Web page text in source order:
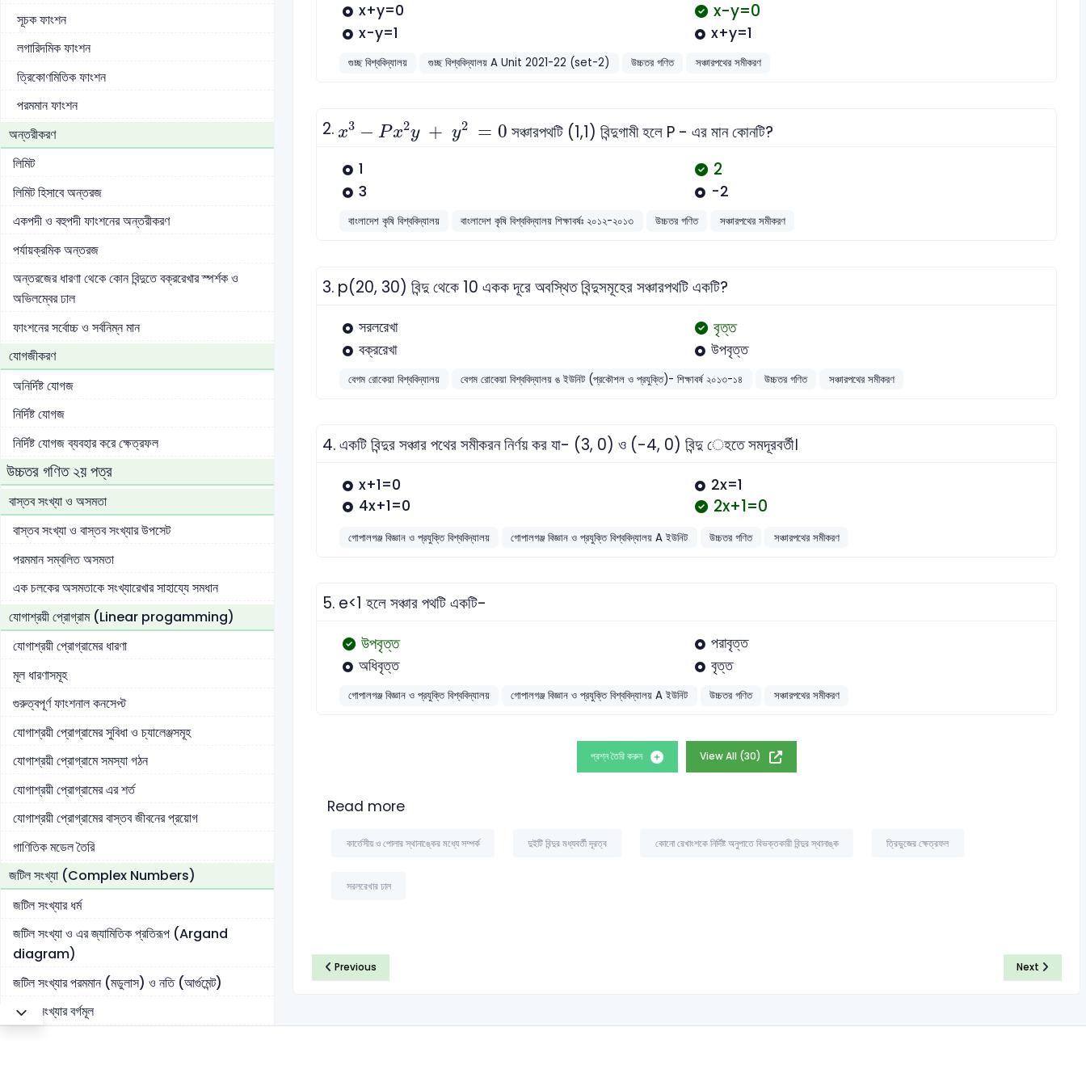
সূচক ফাংশন
লগারিদমিক ফাংশন
ত্রিকোণমিতিক ফাংশন
পরমমান ফাংশন
অন্তরীকরণ
লিমিট
লিমিট হিসাবে অন্তরজ
একপদী ও বহুপদী ফাংশনের অন্তরীকরণ
পর্যায়ক্রমিক অন্তরজ
অন্তরজের ধারণা থেকে কোন বিন্দুতে বক্ররেখার স্পর্শক ও
অভিলম্বের ঢাল
ফাংশনের সর্বোচ্চ ও সর্বনিম্ন মান
যোগজীকরণ
অনির্দিষ্ট যোগজ
নির্দিষ্ট যোগজ
নির্দিষ্ট যোগজ ব্যবহার করে ক্ষেত্রফল
উচ্চতর গণিত ২য় পত্র
বাস্তব সংখ্যা ও অসমতা
বাস্তব সংখ্যা ও বাস্তব সংখ্যার উপসেট
পরমমান সম্বলিত অসমতা
এক চলকের অসমতাকে সংখ্যারেখার সাহায্যে সমধান
যোগাশ্রয়ী প্রোগ্রাম (Linear progamming)
যোগাশ্রয়ী প্রোগ্রামের ধারণা
মূল ধারণাসমূহ
গুরুত্বপূর্ণ ফাংশনাল কনসেপ্ট
যোগাশ্রয়ী প্রোগ্রামের সুবিধা ও চ্যালেঞ্জসমূহ
যোগাশ্রয়ী প্রোগ্রামে সমস্যা গঠন
যোগাশ্রয়ী প্রোগ্রামের এর শর্ত
যোগাশ্রয়ী প্রোগ্রামের বাস্তব জীবনের প্রয়োগ
গাণিতিক মডেল তৈরি
জটিল সংখ্যা (Complex Numbers)
জটিল সংখ্যার ধর্ম
জটিল সংখ্যা ও এর জ্যামিতিক প্রতিরূপ (Argand
diagram)
জটিল সংখ্যার পরমমান (মডুলাস) ও নতি (আর্গুমেন্ট)
জটিল সংখ্যার বর্গমূল
x+y=0 x-y=0
x-y=1 x+y=1
গুচ্ছ বিশ্ববিদ্যালয় গুচ্ছ বিশ্ববিদ্যালয় A Unit 2021-22 (set-2) উচ্চতর গণিত সঞ্চারপথের সমীকরণ
2. x3 − Px2y + y2 = 0
3 x2 y y = সঞ্চারপথটি (1,1) বিন্দুগামী হলে P - এর মান কোনটি?
1 2
3 -2
বাংলাদেশ কৃষি বিশ্ববিদ্যালয় বাংলাদেশ কৃষি বিশ্ববিদ্যালয় শিক্ষাবর্ষঃ ২০১২-২০১৩ উচ্চতর গণিত সঞ্চারপথের সমীকরণ
3. p(20, 30) বিন্দু থেকে 10 একক দূরে অবস্থিত বিন্দুসমূহের সঞ্চারপথটি একটি?
সরলরেখা বৃত্ত
বক্ররেখা উপবৃত্ত
বেগম রোকেয়া বিশ্ববিদ্যালয় বেগম রোকেয়া বিশ্ববিদ্যালয় ঙ ইউনিট (প্রকৌশল ও প্রযুক্তি)- শিক্ষাবর্ষ ২০১৩-১৪ উচ্চতর গণিত সঞ্চারপথের সমীকরণ
4.একটি বিন্দুর সঞ্চার পথের সমীকরন নির্ণয় কর যা- (3, 0) ও (-4, 0) বিন্দু েহতে সমদূরবর্তী।
x+1=0
2x=1
4x+1=0
2x+1=0
গোপালগঞ্জ বিজ্ঞান ও প্রযুক্তি বিশ্ববিদ্যালয় গোপালগঞ্জ বিজ্ঞান ও প্রযুক্তি বিশ্ববিদ্যালয় A ইউনিট উচ্চতর গণিত সঞ্চারপথের সমীকরণ
5. e<1 হলে সঞ্চার পথটি একটি-
উপবৃত্ত
পরাবৃত্ত
অধিবৃত্ত
বৃত্ত
গোপালগঞ্জ বিজ্ঞান ও প্রযুক্তি বিশ্ববিদ্যালয় গোপালগঞ্জ বিজ্ঞান ও প্রযুক্তি বিশ্ববিদ্যালয় A ইউনিট উচ্চতর গণিত সঞ্চারপথের সমীকরণ
প্রশ্ন তৈরি করুন View All (30)
Read more
কার্তেসীয় ও পোলার স্থানাঙ্কের মধ্যে সম্পর্ক দুইটি বিন্দুর মধ্যবর্তী দূরত্ব কোনো রেখাংশকে নির্দিষ্ট অনুপাতে বিভক্তকারী বিন্দুর স্থানাঙ্ক ত্রিভুজের ক্ষেত্রফল
সরলরেখার ঢাল
Previous Next